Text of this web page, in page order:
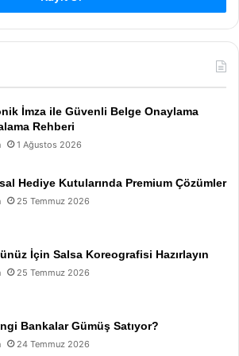
İmza ile Güvenli Belge Onaylama
Rehberi
1 Ağustos 2026
Hediye Kutularında Premium Çözümler
25 Temmuz 2026
İçin Salsa Koreografisi Hazırlayın
25 Temmuz 2026
Bankalar Gümüş Satıyor?
24 Temmuz 2026